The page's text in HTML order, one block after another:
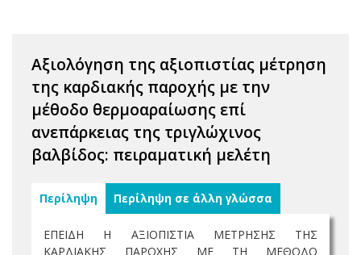
Αξιολόγηση της αξιοπιστίας μέτρηση
της καρδιακής παροχής με την
μέθοδο θερμοαραίωσης επί
ανεπάρκειας της τριγλώχινος
βαλβίδος: πειραματική μελέτη
Περίληψη Περίληψη σε άλλη γλώσσα
ΕΠΕΙΔΗ Η ΑΞΙΟΠΙΣΤΙΑ ΜΕΤΡΗΣΗΣ ΤΗΣ
ΚΑΡΔΙΑΚΗΣ ΠΑΡΟΧΗΣ ΜΕ ΤΗ ΜΕΘΟΔΟ